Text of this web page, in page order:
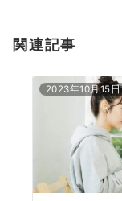
関連記事
2023年10月15日